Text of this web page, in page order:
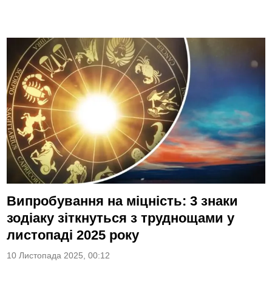
Випробування на міцність: 3 знаки
зодіаку зіткнуться з труднощами у
листопаді 2025 року
10 Листопада 2025, 00:12